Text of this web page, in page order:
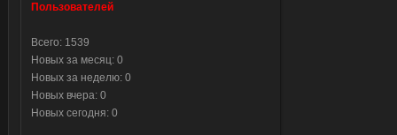
Пользователей
Всего: 1539
Новых за месяц: 0
Новых за неделю: 0
Новых вчера: 0
Новых сегодня: 0